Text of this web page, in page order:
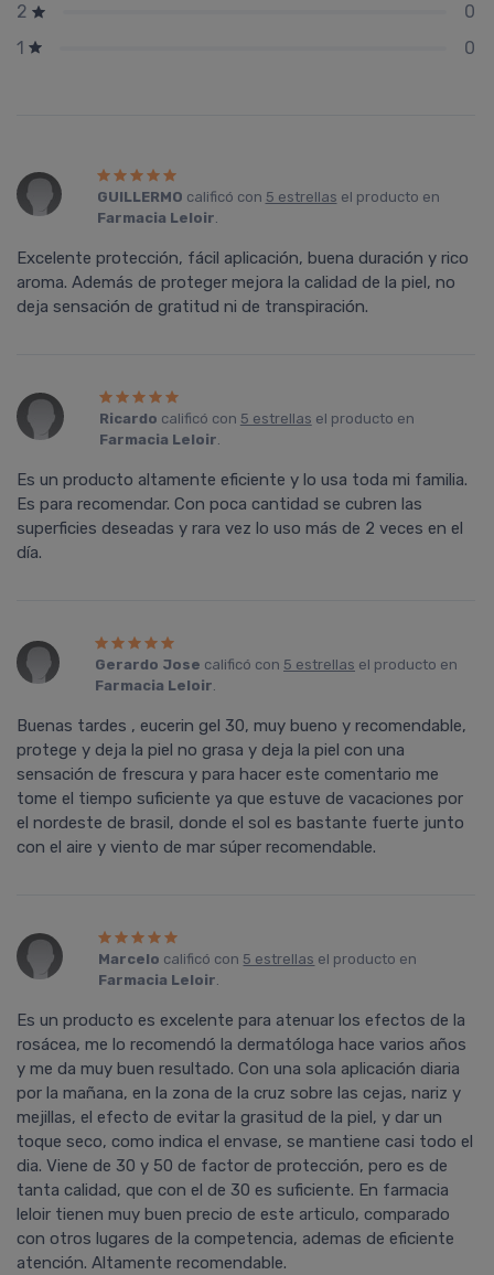
2
0
1
0
GUILLERMO calificó con 5 estrellas el producto en
Farmacia Leloir.
Excelente protección, fácil aplicación, buena duración y rico
aroma. Además de proteger mejora la calidad de la piel, no
deja sensación de gratitud ni de transpiración.
Ricardo calificó con 5 estrellas el producto en
Farmacia Leloir.
Es un producto altamente eficiente y lo usa toda mi familia.
Es para recomendar. Con poca cantidad se cubren las
superficies deseadas y rara vez lo uso más de 2 veces en el
día.
Gerardo Jose calificó con 5 estrellas el producto en
Farmacia Leloir.
Buenas tardes , eucerin gel 30, muy bueno y recomendable,
protege y deja la piel no grasa y deja la piel con una
sensación de frescura y para hacer este comentario me
tome el tiempo suficiente ya que estuve de vacaciones por
el nordeste de brasil, donde el sol es bastante fuerte junto
con el aire y viento de mar súper recomendable.
Marcelo calificó con 5 estrellas el producto en
Farmacia Leloir.
Es un producto es excelente para atenuar los efectos de la
rosácea, me lo recomendó la dermatóloga hace varios años
y me da muy buen resultado. Con una sola aplicación diaria
por la mañana, en la zona de la cruz sobre las cejas, nariz y
mejillas, el efecto de evitar la grasitud de la piel, y dar un
toque seco, como indica el envase, se mantiene casi todo el
dia. Viene de 30 y 50 de factor de protección, pero es de
tanta calidad, que con el de 30 es suficiente. En farmacia
leloir tienen muy buen precio de este articulo, comparado
con otros lugares de la competencia, ademas de eficiente
atención. Altamente recomendable.